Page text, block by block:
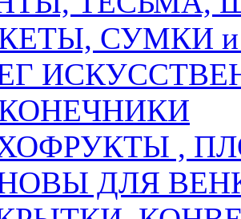
СУМКИ
,
ДЛЯ